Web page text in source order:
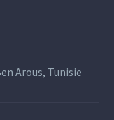
Arous, Tunisie